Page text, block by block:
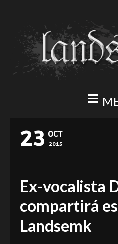
23 OCT
2015
Ex-vocalista
compartirá
Landsemk